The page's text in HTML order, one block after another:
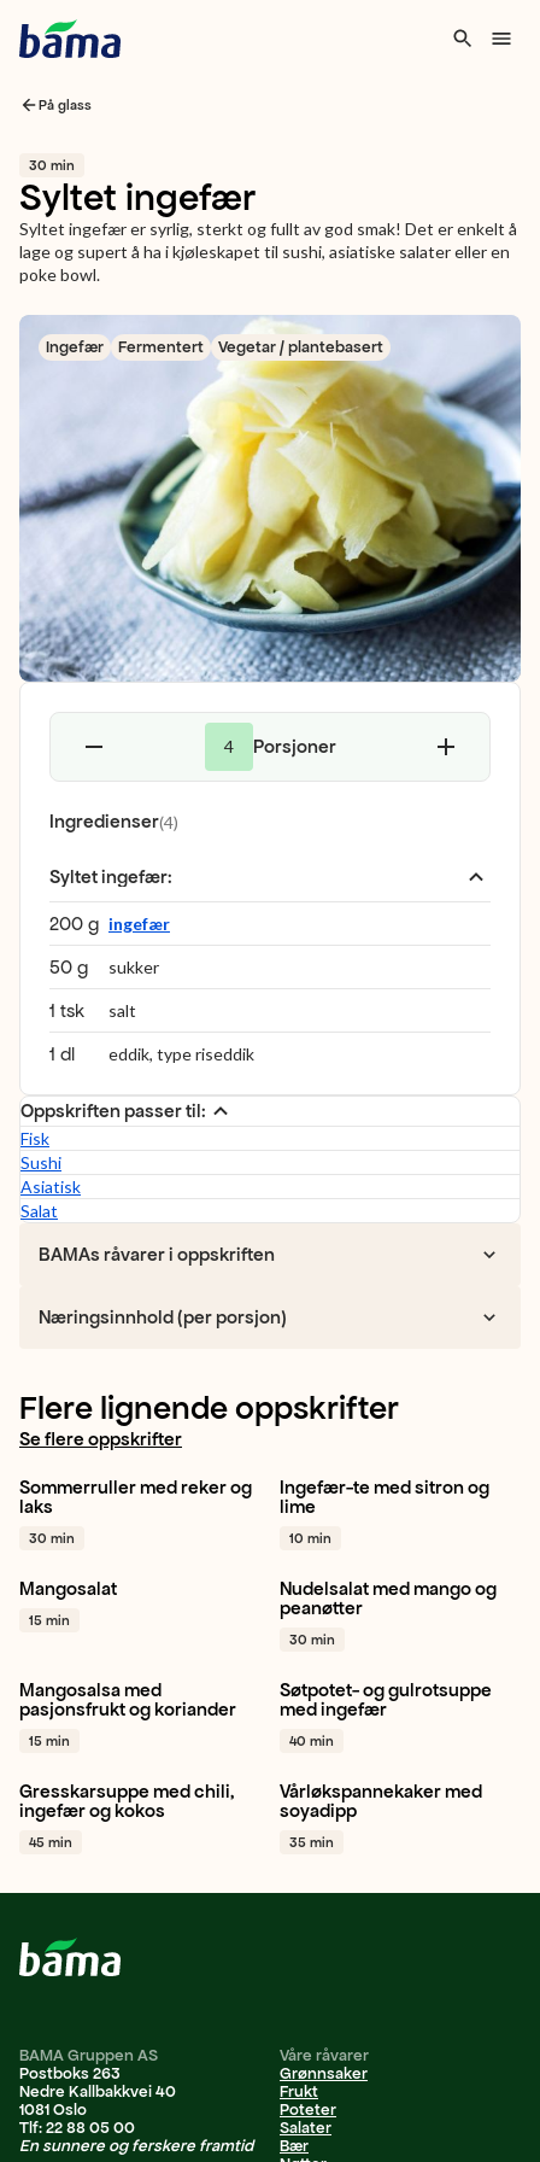
På glass
30 min
Syltet ingefær
Syltet ingefær er syrlig, sterkt og fullt av god smak! Det er enkelt å
lage og supert å ha i kjøleskapet til sushi, asiatiske salater eller en
poke bowl.
Ingefær Fermentert Vegetar / plantebasert
4 Porsjoner
Ingredienser(4)
Syltet ingefær:
200 g ingefær
50 g sukker
1 tsk salt
1 dl eddik, type riseddik
Oppskriften passer til:
Fisk
Sushi
Asiatisk
Salat
BAMAs råvarer i oppskriften
Næringsinnhold (per porsjon)
Flere lignende oppskrifter
Se flere oppskrifter
Agurk
Isbergsalat
Sommerruller med reker og
laks
30 min
Ingefær Sitron
Kjapt
Ingefær-te med sitron og
lime
10 min
Mango
Granateple
Rødløk
Mangosalat
15 min
Gulrot
Paprika rød
Nudelsalat med mango og
peanøtter
30 min
Mango Rødløk Chili + 1
Mangosalsa med
pasjonsfrukt og koriander
15 min
Søtpotet Gulrot
Gul løk
Søtpotet- og gulrotsuppe
med ingefær
40 min
Gresskar
Søtpotet
Gresskarsuppe med chili,
ingefær og kokos
45 min
Vårløk Hvitløk
Koriander
Vårløkspannekaker med
soyadipp
35 min
BAMA Gruppen AS
Postboks 263
Nedre Kallbakkvei 40
1081 Oslo
Tlf: 22 88 05 00
En sunnere og ferskere framtid
Våre råvarer
Grønnsaker
Frukt
Poteter
Salater
Bær